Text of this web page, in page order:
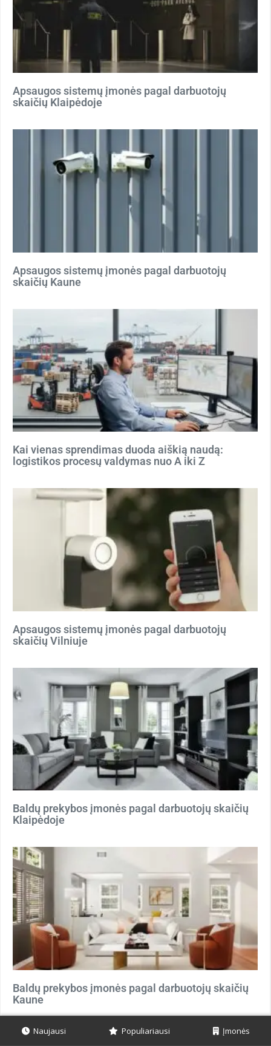
Apsaugos sistemų įmonės pagal darbuotojų
skaičių Klaipėdoje
Apsaugos sistemų įmonės pagal darbuotojų
skaičių Kaune
Kai vienas sprendimas duoda aiškią naudą:
logistikos procesų valdymas nuo A iki Z
Apsaugos sistemų įmonės pagal darbuotojų
skaičių Vilniuje
Baldų prekybos įmonės pagal darbuotojų skaičių
Klaipėdoje
Baldų prekybos įmonės pagal darbuotojų skaičių
Kaune
Naujausi Populiariausi Įmonės